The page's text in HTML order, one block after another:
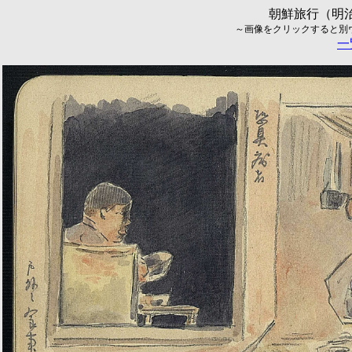
朝鮮旅行（明
～画像をクリックすると
一